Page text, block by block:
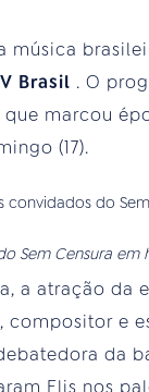
música
Brasil . O
que marcou
(17).
Sem Censura
a atração
compositor e
da
Elis nos